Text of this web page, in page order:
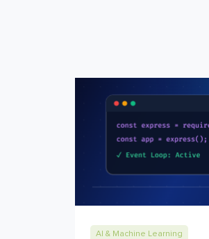
AI & Machine Learning